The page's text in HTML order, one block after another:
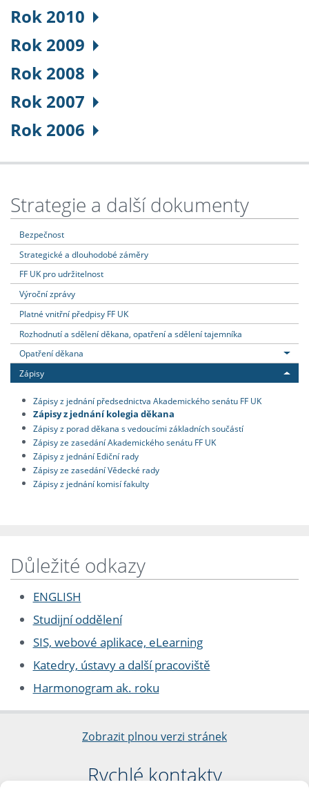
Rok 2010
Rok 2009
Rok 2008
Rok 2007
Rok 2006
Strategie a další dokumenty
Bezpečnost
Strategické a dlouhodobé záměry
FF UK pro udržitelnost
Výroční zprávy
Platné vnitřní předpisy FF UK
Rozhodnutí a sdělení děkana, opatření a sdělení tajemníka
Opatření děkana
Zápisy
Zápisy z jednání předsednictva Akademického senátu FF UK
Zápisy z jednání kolegia děkana
Zápisy z porad děkana s vedoucími základních součástí
Zápisy ze zasedání Akademického senátu FF UK
Zápisy z jednání Ediční rady
Zápisy ze zasedání Vědecké rady
Zápisy z jednání komisí fakulty
Důležité odkazy
ENGLISH
Studijní oddělení
SIS, webové aplikace, eLearning
Katedry, ústavy a další pracoviště
Harmonogram ak. roku
Zobrazit plnou verzi stránek
Rychlé kontakty